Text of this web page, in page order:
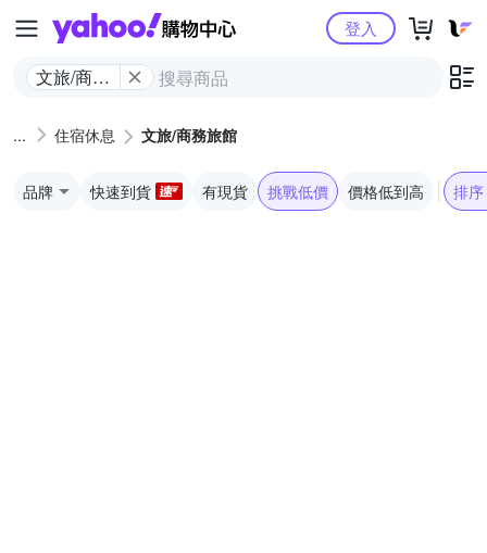
Yahoo購物中心
文旅/商務
登入
住宿休息 文旅/商務旅館
品牌 快速到貨 有現貨 挑戰低價 價格低到高 排序